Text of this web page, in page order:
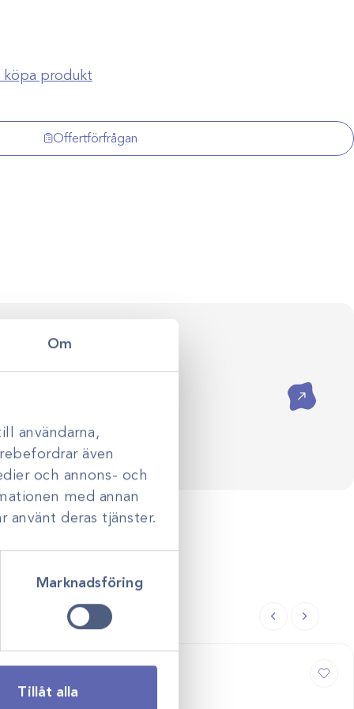
Om
användarna,
även
och annons- och
med annan
deras tjänster.
Marknadsföring
Tillåt alla
köpa produkt
Offertförfrågan
rådgivning
till klinikens långsiktiga
hjälper vi dig skapa